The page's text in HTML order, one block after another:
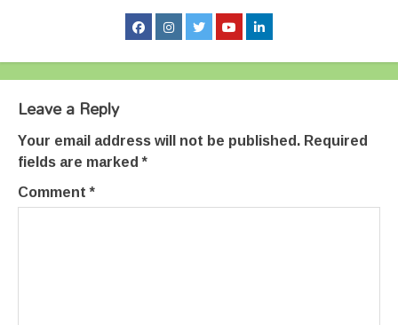
Leave a Reply
Your email address will not be published.Required
fields are marked*
Comment*